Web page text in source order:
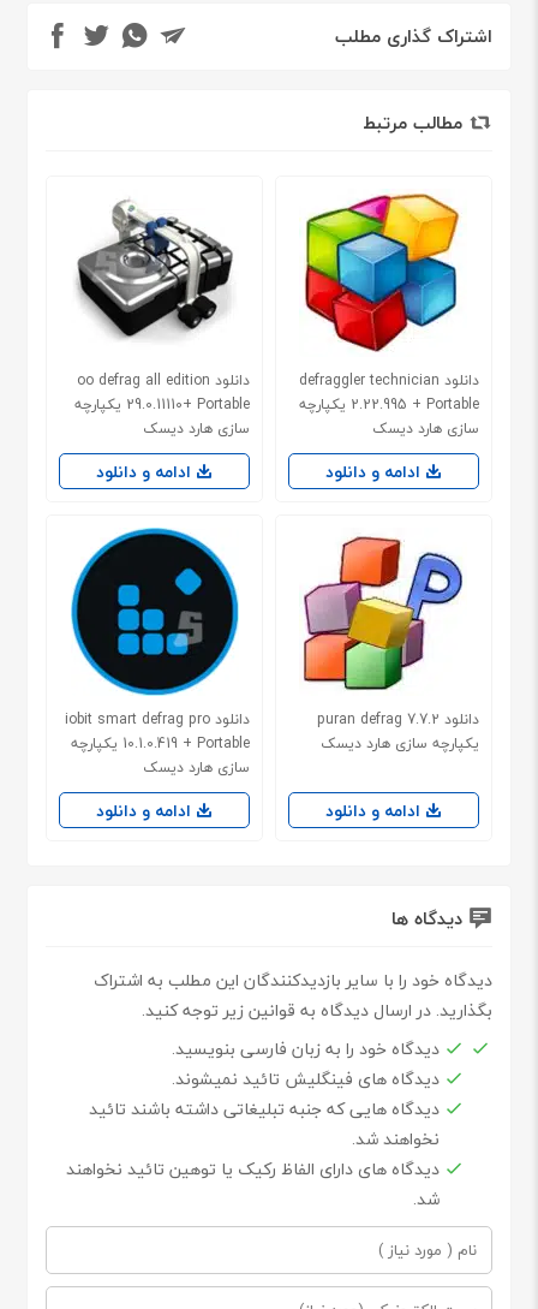
اشتراک گذاری مطلب
مطالب مرتبط
دانلود defraggler technician
2.22.995 + Portable یکپارچه
سازی هارد دیسک
ادامه و دانلود
دانلود oo defrag all edition
29.0.11110+ Portable یکپارچه
سازی هارد دیسک
ادامه و دانلود
دانلود puran defrag 7.7.2
یکپارچه سازی هارد دیسک
ادامه و دانلود
دانلود iobit smart defrag pro
10.1.0.419 + Portable یکپارچه
سازی هارد دیسک
ادامه و دانلود
دیدگاه ها
دیدگاه خود را با سایر بازدیدکنندگان این مطلب به اشتراک
بگذارید. در ارسال دیدگاه به قوانین زیر توجه کنید.
دیدگاه خود را به زبان فارسی بنویسید.
دیدگاه های فینگلیش تائید نمیشوند.
دیدگاه هایی که جنبه تبلیغاتی داشته باشند تائید
نخواهند شد.
دیدگاه های دارای الفاظ رکیک یا توهین تائید نخواهند
شد.